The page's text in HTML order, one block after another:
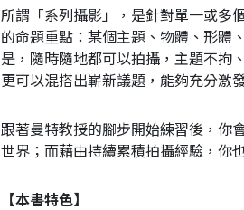
所謂「系列攝影」，是針對單一或多
的命題重點：某個主題、物體、形體
是，隨時隨地都可以拍攝，主題不拘
更可以混搭出嶄新議題，能夠充分激
跟著曼特教授的腳步開始練習後，你
世界；而藉由持續累積拍攝經驗，你
【本書特色】